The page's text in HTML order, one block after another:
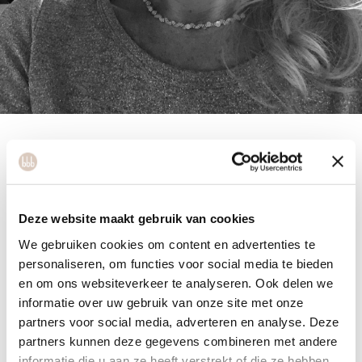
Deze website maakt gebruik van cookies
We gebruiken cookies om content en advertenties te
personaliseren, om functies voor social media te bieden
en om ons websiteverkeer te analyseren. Ook delen we
informatie over uw gebruik van onze site met onze
partners voor social media, adverteren en analyse. Deze
partners kunnen deze gegevens combineren met andere
Annewytske
Annewytske is happy with the versatility, variety, energy,
connection and the continuous development that she
creates within her classes. She is happy to share this with
you!